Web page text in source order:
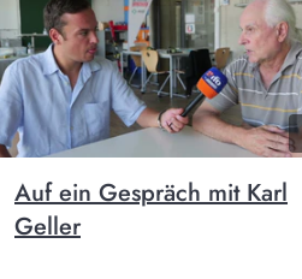
Auf ein Gespräch mit Karl
Geller